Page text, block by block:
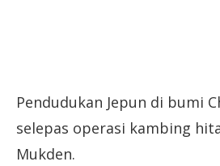
Pendudukan Jepun di bumi
selepas operasi kambing
Mukden.